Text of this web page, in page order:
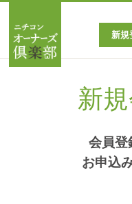
マン
ニチ
オーナ
新規
新
会員登
お申込